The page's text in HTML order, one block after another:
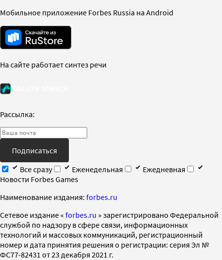
Мобильное приложение Forbes Russia на Android
На сайте работает синтез речи
Рассылка:
Подписаться
Все сразу
Еженедельная
Ежедневная
Новости Forbes Games
Наименование издания: forbes.ru
Cетевое издание « forbes.ru » зарегистрировано Федеральной
службой по надзору в сфере связи, информационных
технологий и массовых коммуникаций, регистрационный
номер и дата принятия решения о регистрации: серия Эл №
ФС77-82431 от 23 декабря 2021 г.